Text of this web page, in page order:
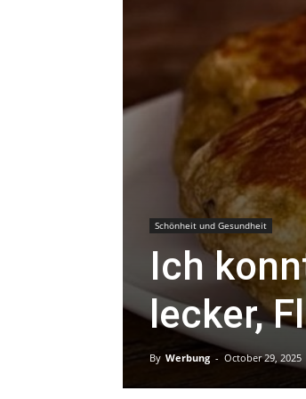
Schönheit und Gesundheit
Ich
lecker,
By Werbung - October 29, 2025